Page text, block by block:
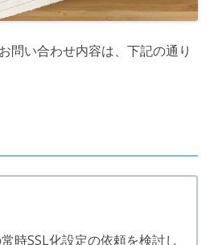
問い合わせ内容は、下記の通り
時SSL化設定の依頼を検討し